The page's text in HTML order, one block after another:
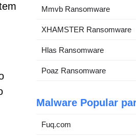
Mmvb Ransomware
XHAMSTER Ransomware
Hlas Ransomware
Poaz Ransomware
Malware Popular
Fuq.com